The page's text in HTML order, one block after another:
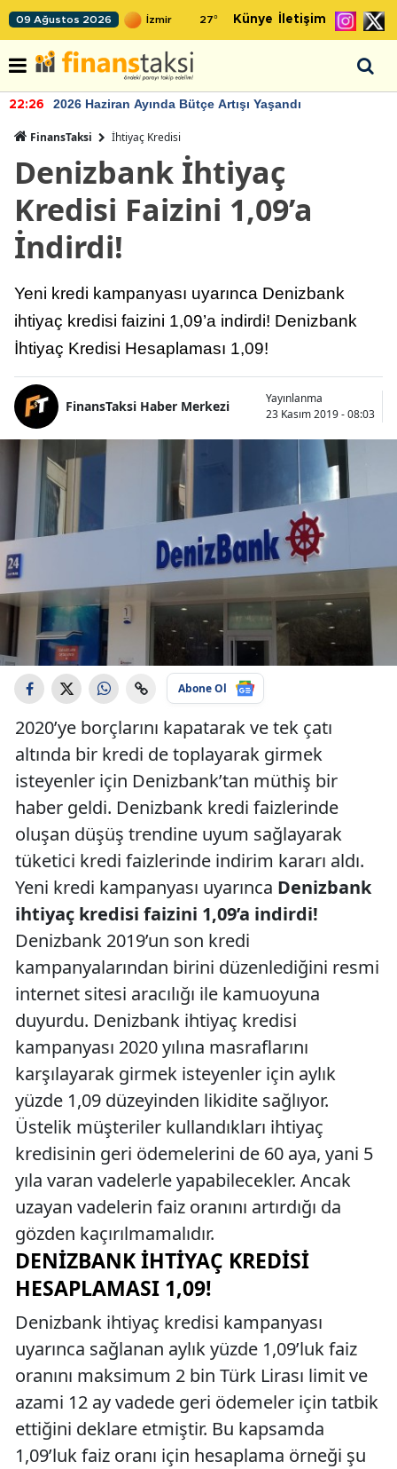
09 Ağustos 2026 27° Künye İletişim
22:26 2026 Haziran Ayında Bütçe Artışı Yaşandı
FinansTaksi İhtiyaç Kredisi
Denizbank İhtiyaç
Kredisi Faizini 1,09’a
İndirdi!
Yeni kredi kampanyası uyarınca Denizbank
ihtiyaç kredisi faizini 1,09’a indirdi! Denizbank
İhtiyaç Kredisi Hesaplaması 1,09!
FinansTaksi Haber Merkezi
Yayınlanma
23 Kasım 2019 - 08:03
Abone Ol
2020’ye borçlarını kapatarak ve tek çatı
altında bir kredi de toplayarak girmek
isteyenler için Denizbank’tan müthiş bir
haber geldi. Denizbank kredi faizlerinde
oluşan düşüş trendine uyum sağlayarak
tüketici kredi faizlerinde indirim kararı aldı.
Yeni kredi kampanyası uyarınca Denizbank
ihtiyaç kredisi faizini 1,09’a indirdi!
Denizbank 2019’un son kredi
kampanyalarından birini düzenlediğini resmi
internet sitesi aracılığı ile kamuoyuna
duyurdu. Denizbank ihtiyaç kredisi
kampanyası 2020 yılına masraflarını
karşılayarak girmek isteyenler için aylık
yüzde 1,09 düzeyinden likidite sağlıyor.
Üstelik müşteriler kullandıkları ihtiyaç
kredisinin geri ödemelerini de 60 aya, yani 5
yıla varan vadelerle yapabilecekler. Ancak
uzayan vadelerin faiz oranını artırdığı da
gözden kaçırılmamalıdır.
DENIZBANK İHTIYAÇ KREDISI
HESAPLAMASI 1,09!
Denizbank ihtiyaç kredisi kampanyası
uyarınca sağlanan aylık yüzde 1,09’luk faiz
oranını maksimum 2 bin Türk Lirası limit ve
azami 12 ay vadede geri ödemeler için tatbik
ettiğini deklare etmiştir. Bu kapsamda
1,09’luk faiz oranı için hesaplama örneği şu